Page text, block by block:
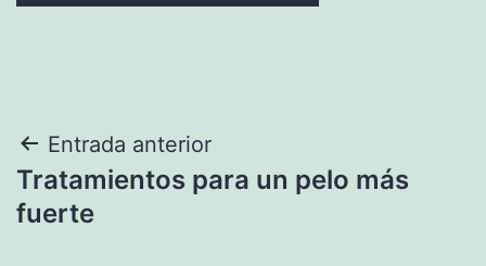
Navegación
de
Entrada anterior
Tratamientos para un pelo más
fuerte